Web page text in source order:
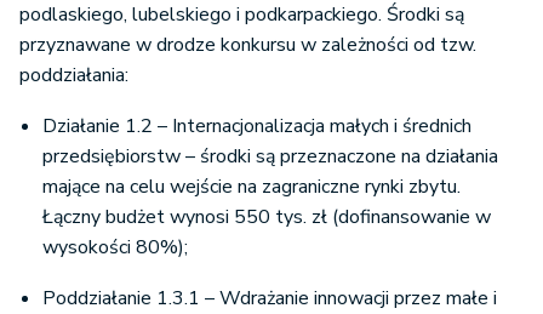
podlaskiego, lubelskiego i podkarpackiego. Środki są
przyznawane w drodze konkursu w zależności od tzw.
poddziałania:
Działanie 1.2 – Internacjonalizacja małych i średnich
przedsiębiorstw – środki są przeznaczone na działania
mające na celu wejście na zagraniczne rynki zbytu.
Łączny budżet wynosi 550 tys. zł (dofinansowanie w
wysokości 80%);
Poddziałanie 1.3.1 – Wdrażanie innowacji przez małe i